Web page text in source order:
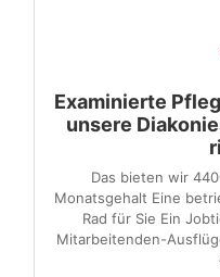
Examinierte
unsere
Das bieten wir
Monatsgehalt Eine
Rad für Sie Ein
Mitarbeitenden-